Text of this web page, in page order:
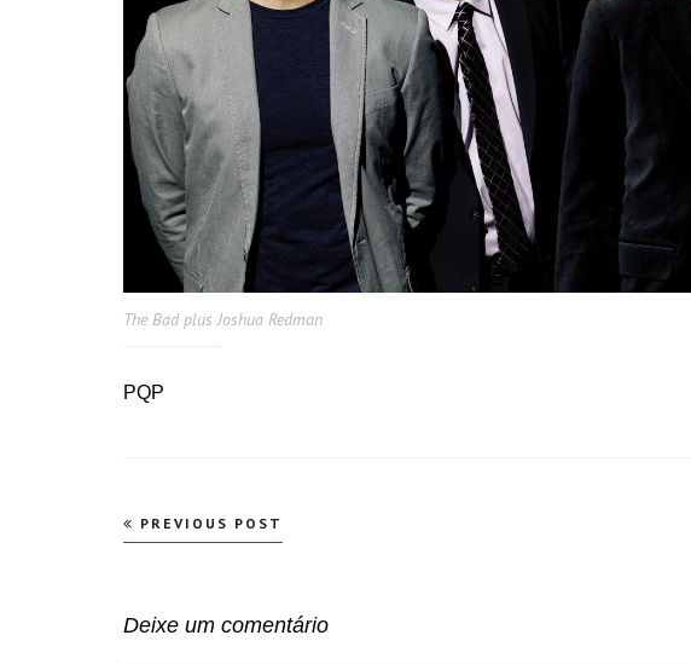
The Bad plus Joshua Redman
PQP
Navegação
PREVIOUS POST
Deixe um comentário